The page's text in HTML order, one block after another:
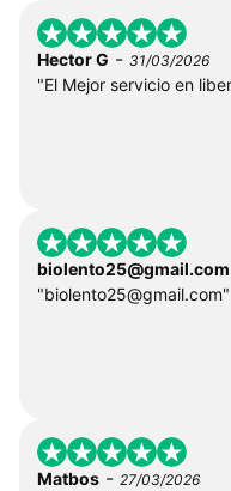
Hector G - 31/03/2026
"El Mejor servicio en
biolento25@gmail.com
"biolento25@gmail.com"
Matbos - 27/03/2026